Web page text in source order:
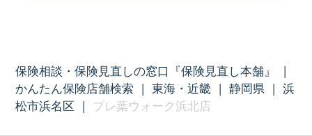
保険相談・保険見直しの窓口『保険見直し本舗』
|
かんたん保険店舗検索 | 東海・近畿 | 静岡県 | 浜
松市浜名区 | プレ葉ウォーク浜北店